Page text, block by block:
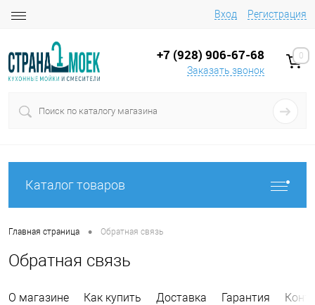
Вход Регистрация
+7 (928) 906-67-68
Заказать звонок
0
Каталог товаров
Главная страница • Обратная связь
Обратная связь
О магазине Как купить Доставка Гарантия